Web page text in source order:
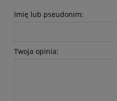
Imię lub pseudonim:
Twoja opinia: